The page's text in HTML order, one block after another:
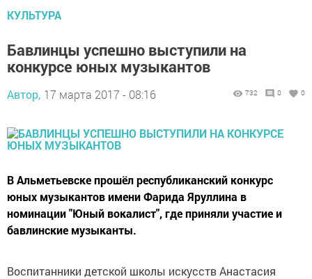
КУЛЬТУРА
Бавлинцы успешно выступили на
конкурсе юных музыкантов
Автор, 17 марта 2017 - 08:16 732 0 0
В Альметьевске прошёл республиканский конкурс
юных музыкантов имени Фарида Яруллина в
номинации "Юный вокалист", где приняли участие и
бавлинские музыканты.
Воспитанники детской школы искусств Анастасия